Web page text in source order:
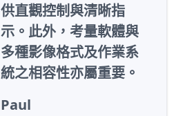
供直觀控制與清晰指
示。此外，考量軟體與
多種影像格式及作業系
統之相容性亦屬重要。
Paul